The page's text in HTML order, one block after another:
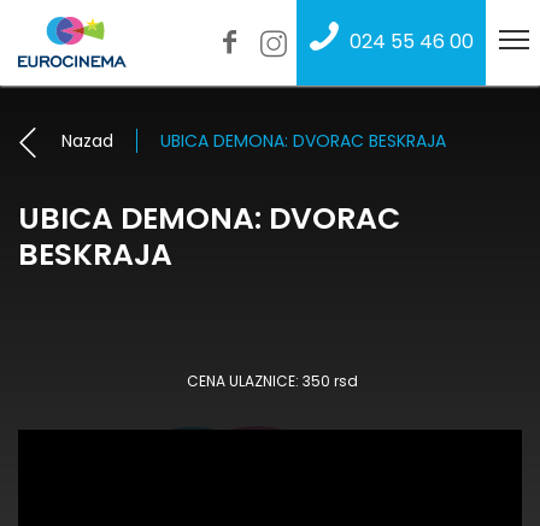
024 55 46 00
Nazad UBICA DEMONA: DVORAC BESKRAJA
UBICA DEMONA: DVORAC
BESKRAJA
CENA ULAZNICE: 350 rsd